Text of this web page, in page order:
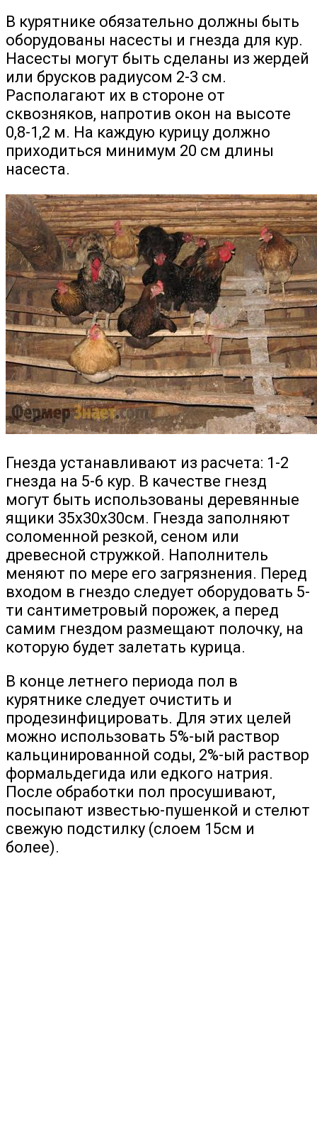
В курятнике обязательно должны быть
оборудованы насесты и гнезда для кур.
Насесты могут быть сделаны из жердей
или брусков радиусом 2-3 см.
Располагают их в стороне от
сквозняков, напротив окон на высоте
0,8-1,2 м. На каждую курицу должно
приходиться минимум 20 см длины
насеста.
Гнезда устанавливают из расчета: 1-2
гнезда на 5-6 кур. В качестве гнезд
могут быть использованы деревянные
ящики 35х30х30см. Гнезда заполняют
соломенной резкой, сеном или
древесной стружкой. Наполнитель
меняют по мере его загрязнения. Перед
входом в гнездо следует оборудовать 5-
ти сантиметровый порожек, а перед
самим гнездом размещают полочку, на
которую будет залетать курица.
В конце летнего периода пол в
курятнике следует очистить и
продезинфицировать. Для этих целей
можно использовать 5%-ый раствор
кальцинированной соды, 2%-ый раствор
формальдегида или едкого натрия.
После обработки пол просушивают,
посыпают известью-пушенкой и стелют
свежую подстилку (слоем 15см и
более).